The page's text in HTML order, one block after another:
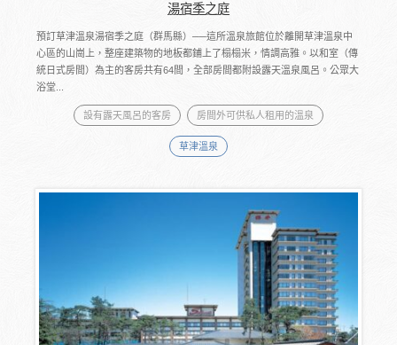
湯宿季之庭
預訂草津溫泉湯宿季之庭（群馬縣）──這所溫泉旅館位於離開草津溫泉中
心區的山崗上，整座建築物的地板都鋪上了榻榻米，情調高雅。以和室（傳
統日式房間）為主的客房共有64間，全部房間都附設露天溫泉風呂。公眾大
浴堂...
設有露天風呂的客房 房間外可供私人租用的溫泉
草津溫泉